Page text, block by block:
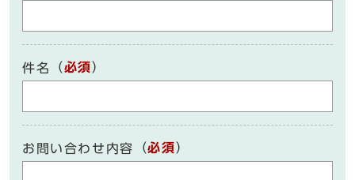
件名 （必須）
お問い合わせ内容 （必須）